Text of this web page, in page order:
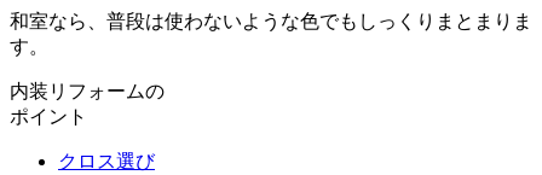
和室なら、普段は使わないような色でもしっくりまとまりま
す。
内装リフォームの
ポイント
クロス選び